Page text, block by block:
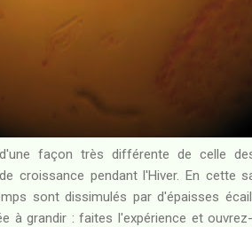
façon très différente de celle
croissance pendant l'Hiver. En cette
sont dissimulés par d'épaisses
à grandir : faites l'expérience et